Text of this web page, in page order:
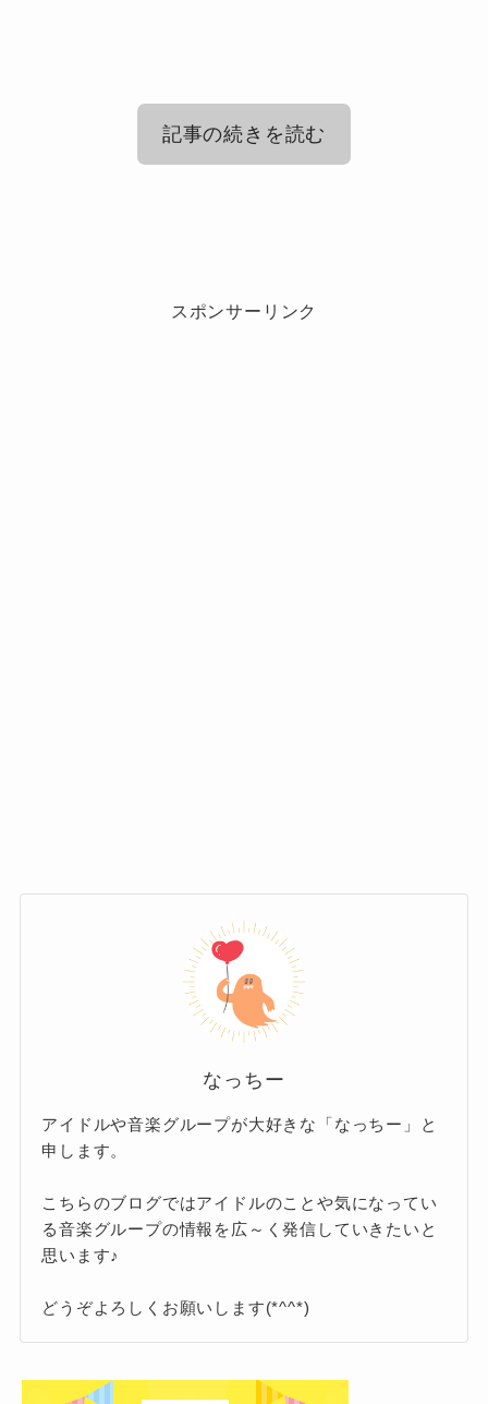
記事の続きを読む
とでしょう。
これがきっかけでクリエイターに注目され始
め、様々なクリエイターの楽曲にボーカリスト
として参加するようになりました。
Ado(アド)さんに目を付けたシンガーソ
ングライターが事務所を通して連絡を取り、そ
とになった ようですね。
っせぇわ」です。
この曲はボカロPのsyudouさんが作詞作曲をし
コラボですよね♪
スポンサーリンク
なっちー
アイドルや音楽グループが大好きな「なっちー」と
申します。
こちらのブログではアイドルのことや気になってい
る音楽グループの情報を広～く発信していきたいと
思います♪
どうぞよろしくお願いします(*^^*)